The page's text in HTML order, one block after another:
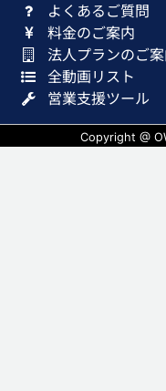
よくあるご質問
料金のご案内
法人プランのご
全動画リスト
営業支援ツール
Copyright @